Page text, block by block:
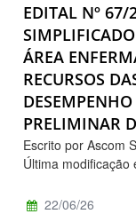
EDITAL Nº 67/
ÁREA
RECURSOS
PRELIMINAR
Escrito por Ascom
Última
22/06/26